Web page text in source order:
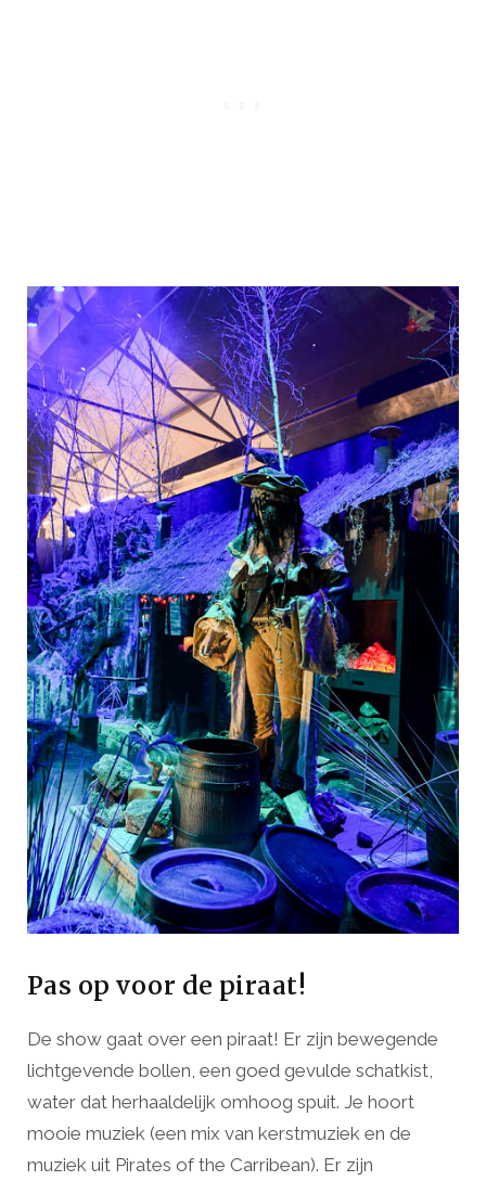
Pas op voor de piraat!
De show gaat over een piraat! Er zijn bewegende
lichtgevende bollen, een goed gevulde schatkist,
water dat herhaaldelijk omhoog spuit. Je hoort
mooie muziek (een mix van kerstmuziek en de
muziek uit Pirates of the Carribean). Er zijn